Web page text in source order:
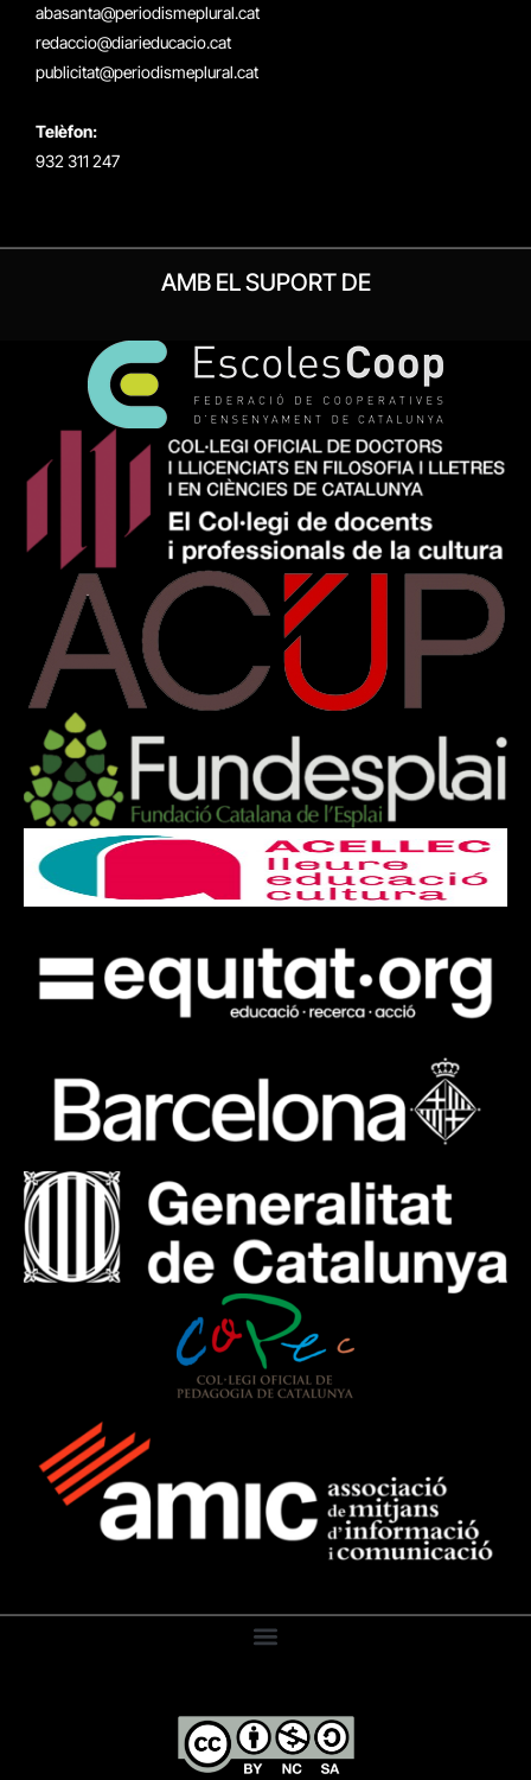
abasanta@periodismeplural.cat
redaccio@diarieducacio.cat
publicitat@periodismeplural.cat
Telèfon:
932 311 247
AMB EL SUPORT DE